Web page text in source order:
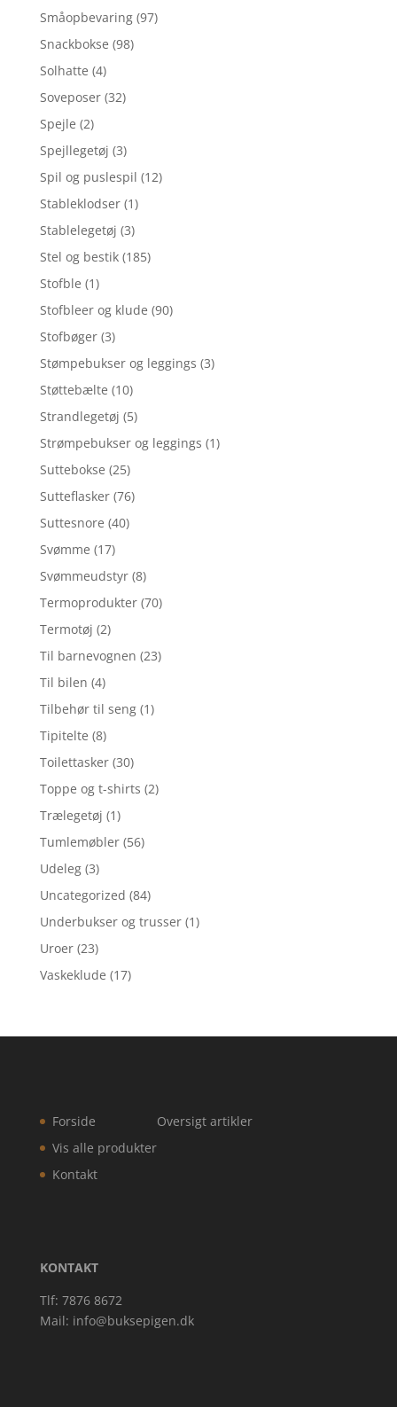
Småopbevaring (97)
Snackbokse (98)
Solhatte (4)
Soveposer (32)
Spejle (2)
Spejllegetøj (3)
Spil og puslespil (12)
Stableklodser (1)
Stablelegetøj (3)
Stel og bestik (185)
Stofble (1)
Stofbleer og klude (90)
Stofbøger (3)
Stømpebukser og leggings (3)
Støttebælte (10)
Strandlegetøj (5)
Strømpebukser og leggings (1)
Suttebokse (25)
Sutteflasker (76)
Suttesnore (40)
Svømme (17)
Svømmeudstyr (8)
Termoprodukter (70)
Termotøj (2)
Til barnevognen (23)
Til bilen (4)
Tilbehør til seng (1)
Tipitelte (8)
Toilettasker (30)
Toppe og t-shirts (2)
Trælegetøj (1)
Tumlemøbler (56)
Udeleg (3)
Uncategorized (84)
Underbukser og trusser (1)
Uroer (23)
Vaskeklude (17)
Forside
Vis alle produkter
Kontakt
Oversigt artikler
KONTAKT
Tlf: 7876 8672
Mail: info@buksepigen.dk